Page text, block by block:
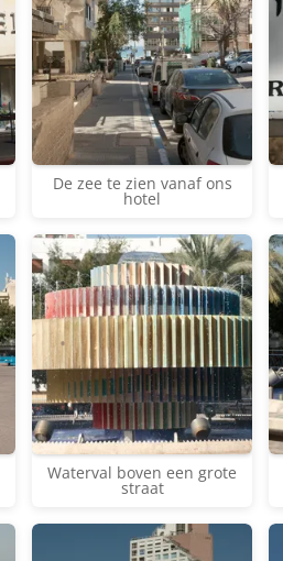
De zee te zien vanaf ons
hotel
Waterval boven een grote
straat